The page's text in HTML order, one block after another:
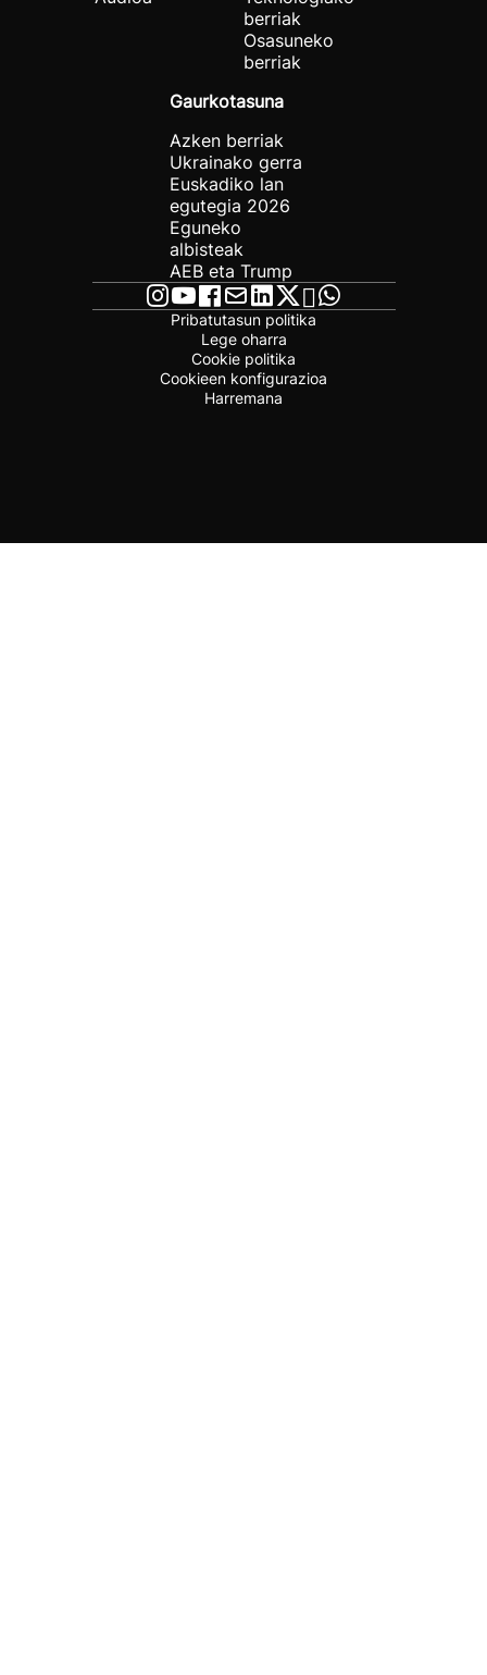
berriak
Osasuneko
berriak
Gaurkotasuna
Azken berriak
Ukrainako gerra
Euskadiko lan
egutegia 2026
Eguneko
albisteak
AEB eta Trump
Pribatutasun politika
Lege oharra
Cookie politika
Cookieen konfigurazioa
Harremana